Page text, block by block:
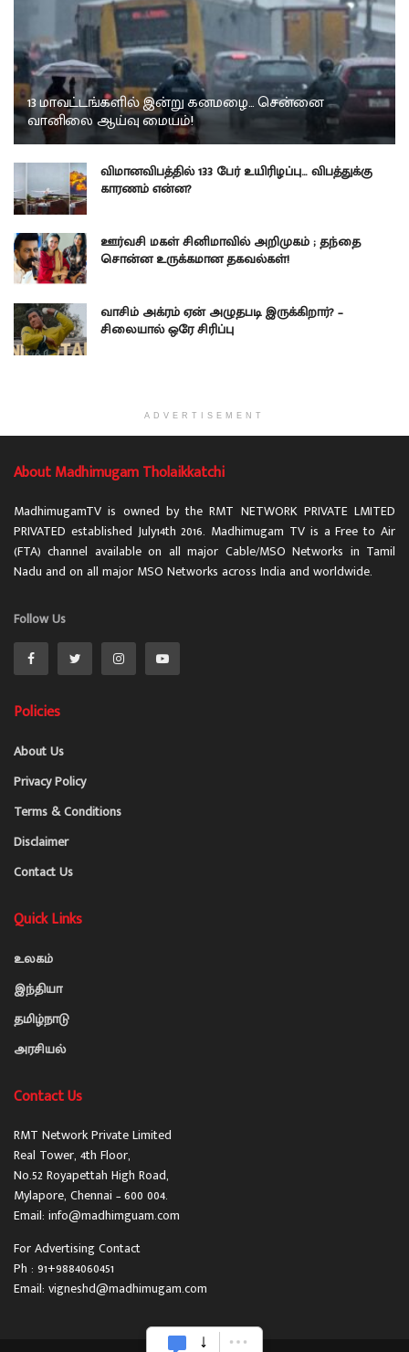
13 மாவட்டங்களில் இன்று கனமழை… சென்னை
வானிலை ஆய்வு மையம்!
விமானவிபத்தில் 133 பேர் உயிரிழப்பு… விபத்துக்கு
காரணம் என்ன?
ஊர்வசி மகள் சினிமாவில் அறிமுகம் ; தந்தை
சொன்ன உருக்கமான தகவல்கள்!
வாசிம் அக்ரம் ஏன் அழுதபடி இருக்கிறார்? –
சிலையால் ஒரே சிரிப்பு
ADVERTISEMENT
About Madhimugam Tholaikkatchi
MadhimugamTV is owned by the RMT NETWORK PRIVATE LMITED
PRIVATED established July14th 2016. Madhimugam TV is a Free to Air
(FTA) channel available on all major Cable/MSO Networks in Tamil
Nadu and on all major MSO Networks across India and worldwide.
Follow Us
Policies
About Us
Privacy Policy
Terms & Conditions
Disclaimer
Contact Us
Quick Links
உலகம்
இந்தியா
தமிழ்நாடு
அரசியல்
Contact Us
RMT Network Private Limited
Real Tower, 4th Floor,
No.52 Royapettah High Road,
Mylapore, Chennai – 600 004.
Email: info@madhimguam.com
For Advertising Contact
Ph : 91+9884060451
Email: vigneshd@madhimugam.com